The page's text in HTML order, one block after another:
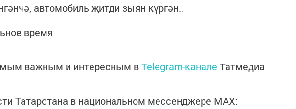
автомобиль җитди зыян күргән..
время
важным и интересным вTelegram-канале Татмедиа
Татарстана в национальном мессенджере MАХ: